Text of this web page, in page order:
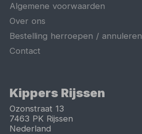
Algemene voorwaarden
Over ons
Bestelling herroepen / annuleren
Contact
Kippers Rijssen
Ozonstraat 13
7463 PK Rijssen
Nederland